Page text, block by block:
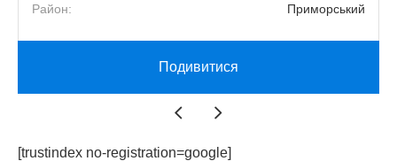
Район:
Приморський
Подивитися
[trustindex no-registration=google]